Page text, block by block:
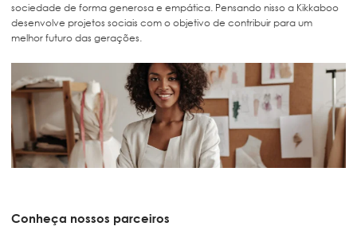
sociedade de forma generosa e empática. Pensando nisso a Kikkaboo
desenvolve projetos sociais com o objetivo de contribuir para um
melhor futuro das gerações.
Conheça nossos parceiros